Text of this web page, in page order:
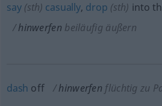
say(sth) casually, drop (sth) into
hinwerfen beiläufig äußern
dash off hinwerfen flüchtig zu